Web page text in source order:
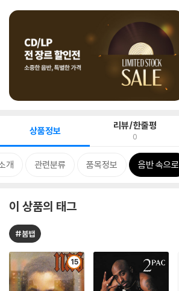
상품정보 리뷰/한줄평
0
개 관련분류 품목정보 음반 속으로
이 상품의 태그
#붐뱁
15